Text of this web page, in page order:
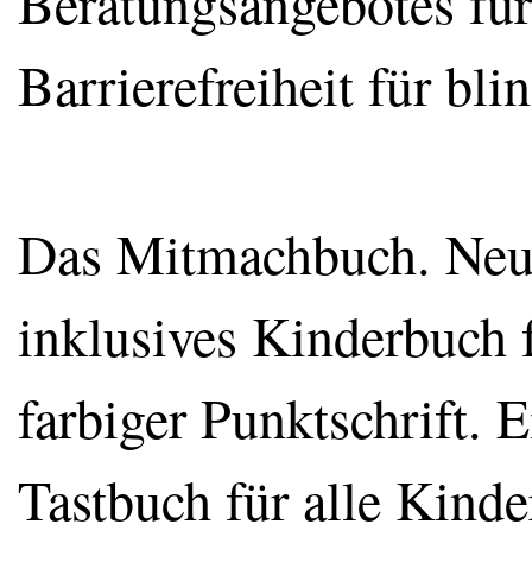
Barrierefreiheit für
Das Mitmachbuch.
inklusives Kinderbuch
farbiger Punktschrift.
Tastbuch für alle